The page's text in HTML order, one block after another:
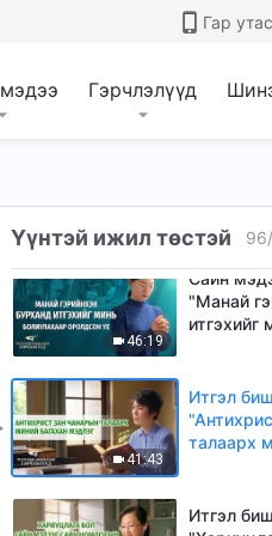
Гар
Гэрчлэлүүд
Үүнтэй ижил төстэй 96/
Сайн
агуу
(Mонгол
(Mонгол
46:19
Сайн
"Манай
итгэхийг
41:43
Итгэл
талаарх
Итгэл